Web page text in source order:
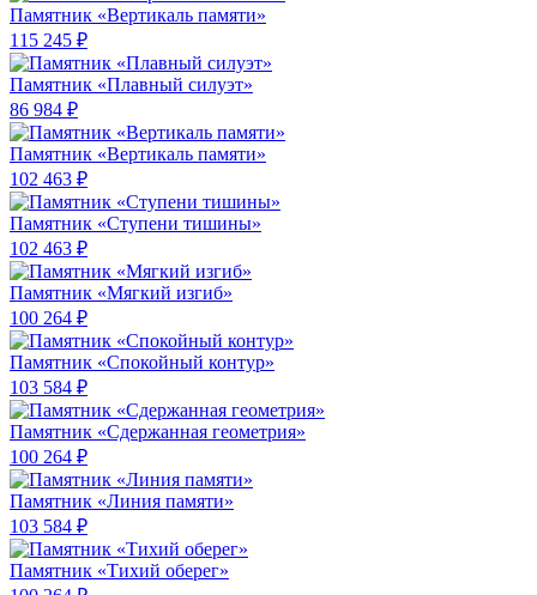
Памятник «Вертикаль памяти»
115 245 ₽
Памятник «Плавный силуэт»
86 984 ₽
Памятник «Вертикаль памяти»
102 463 ₽
Памятник «Ступени тишины»
102 463 ₽
Памятник «Мягкий изгиб»
100 264 ₽
Памятник «Спокойный контур»
103 584 ₽
Памятник «Сдержанная геометрия»
100 264 ₽
Памятник «Линия памяти»
103 584 ₽
Памятник «Тихий оберег»